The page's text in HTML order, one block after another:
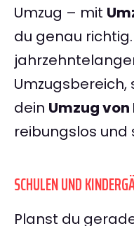
Umzug – mit
du genau
Umzugsbereich,
dein Umzug von
reibungslos
SCHULEN UND
Planst du